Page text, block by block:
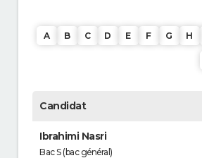
A B C D E F G H
Candidat
Ibrahimi Nasri
Bac S (bac général)